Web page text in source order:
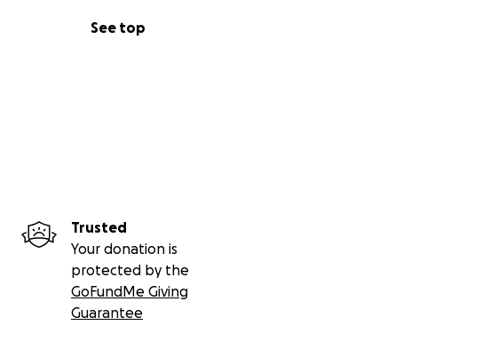
See top
Trusted
Your donation is
protected by the
GoFundMe Giving
Guarantee